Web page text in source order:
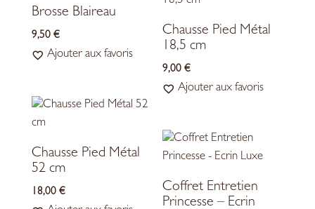
Brosse Blaireau
9,50 €
Ajouter aux favoris
Chausse Pied Métal
18,5 cm
9,00€
Ajouter aux favoris
Chausse Pied Métal
52 cm
18,00 €
Coffret Entretien
Princesse – Ecrin